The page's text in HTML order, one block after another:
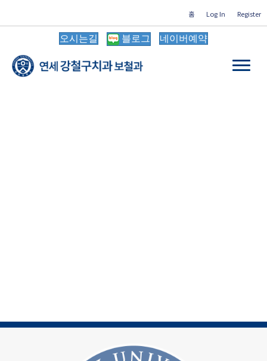
홈 Log In Register
오시는길 블로그 네이버예약